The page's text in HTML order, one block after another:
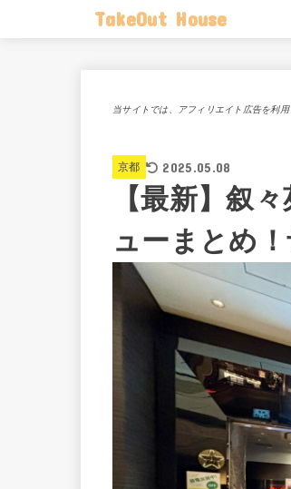
TakeOut House
当サイトでは、アフィリエイト広告を利用
京都 2025.05.08
【最新】叙
ューまとめ